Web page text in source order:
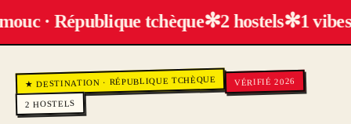
· République tchèque✻2 hostels✻1 vibes
★ DESTINATION · RÉPUBLIQUE TCHÈQUE VÉRIFIÉ 2026
2 HOSTELS